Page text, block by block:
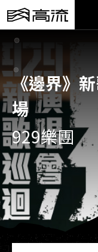
《邊界》
場
929樂團